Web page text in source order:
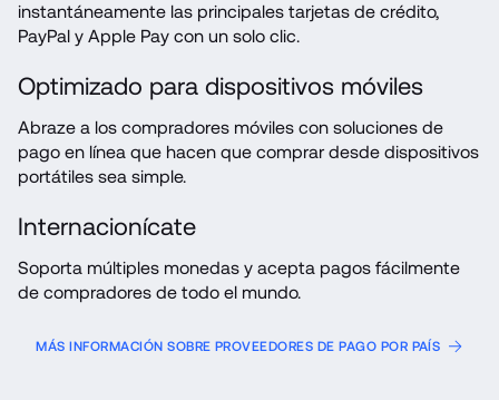
instantáneamente las principales tarjetas de crédito,
PayPal y Apple Pay con un solo clic.
Optimizado para dispositivos móviles
Abraze a los compradores móviles con soluciones de
pago en línea que hacen que comprar desde dispositivos
portátiles sea simple.
Internacionícate
Soporta múltiples monedas y acepta pagos fácilmente
de compradores de todo el mundo.
MÁS INFORMACIÓN SOBRE PROVEEDORES DE PAGO POR PAÍS